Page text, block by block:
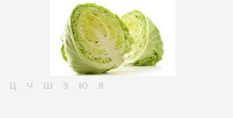
Ц Ч Ш Э Ю Я